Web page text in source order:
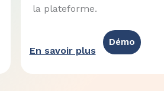
la plateforme.
En savoir plus
Démo